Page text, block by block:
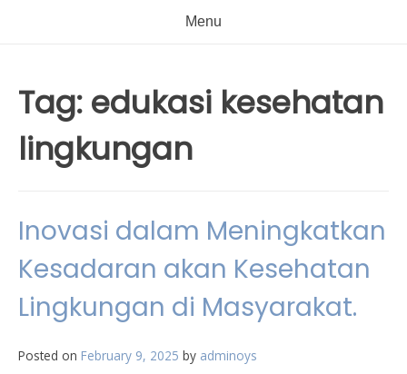
Menu
Tag: edukasi kesehatan
lingkungan
Inovasi dalam Meningkatkan
Kesadaran akan Kesehatan
Lingkungan di Masyarakat.
Posted on February 9, 2025 by adminoys